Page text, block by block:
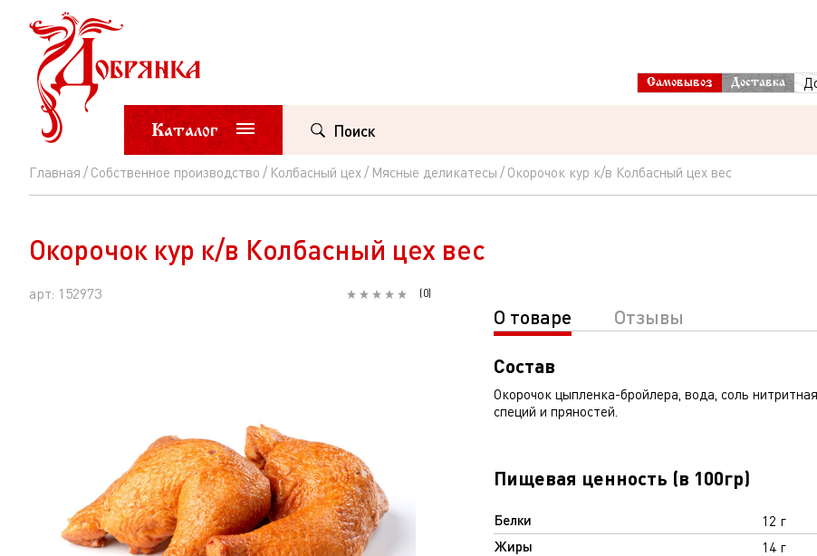
Самовывоз Доставка
Каталог Поиск
Главная Собственное производство Колбасный цех Мясные деликатесы Окорочок кур к/в Колбасный цех вес
Окорочок
курОкорочок кур к/в Колбасный цех вес
арт: 152973 (0)
О товаре
Отзывы
Состав
Окорочок цыпленка-бройлера, вода, соль
специй и пряностей.
Пищевая ценность (в 100гр)
Белки 12 г
Жиры 14 г